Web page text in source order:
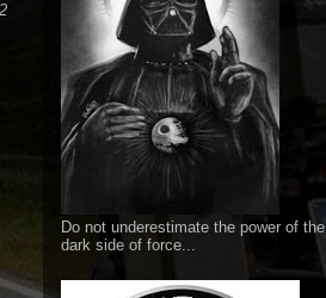
Do not underestimate the power of the
dark side of force...